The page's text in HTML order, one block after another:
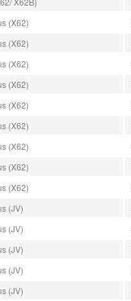
(X62)
(X62)
(X62)
(X62)
(X62)
(X62)
(X62)
(X62)
(X62)
(JV)
(JV)
(JV)
(JV)
(JV)